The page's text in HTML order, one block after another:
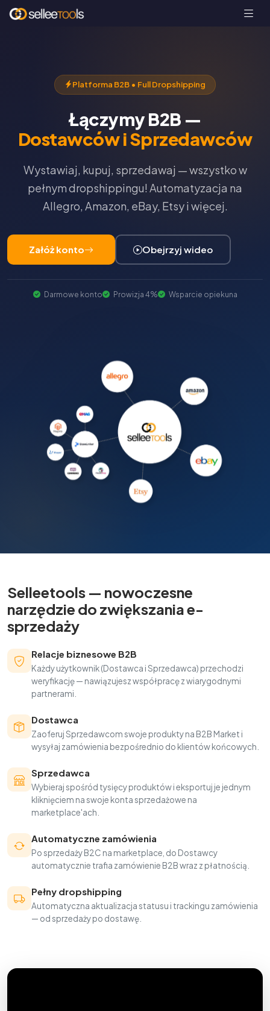
Platforma B2B • Full Dropshipping
Łączymy B2B —
Dostawców i Sprzedawców
Wystawiaj, kupuj, sprzedawaj — wszystko w
pełnym dropshippingu! Automatyzacja na
Allegro, Amazon, eBay, Etsy i więcej.
Załóż konto Obejrzyj wideo
Darmowe konto Prowizja 4% Wsparcie opiekuna
Selleetools — nowoczesne
narzędzie do zwiększania e-
sprzedaży
Relacje biznesowe B2B
Każdy użytkownik (Dostawca i Sprzedawca) przechodzi
weryfikację — nawiązujesz współpracę z wiarygodnymi
partnerami.
Dostawca
Zaoferuj Sprzedawcom swoje produkty na B2B Market i
wysyłaj zamówienia bezpośrednio do klientów końcowych.
Sprzedawca
Wybieraj spośród tysięcy produktów i eksportuj je jednym
kliknięciem na swoje konta sprzedażowe na
marketplace'ach.
Automatyczne zamówienia
Po sprzedaży B2C na marketplace, do Dostawcy
automatycznie trafia zamówienie B2B wraz z płatnością.
Pełny dropshipping
Automatyczna aktualizacja statusu i trackingu zamówienia
— od sprzedaży po dostawę.